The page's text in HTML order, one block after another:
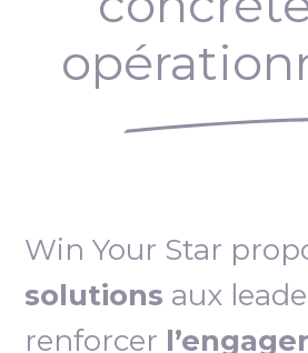
Win Your Star
solutions aux
renforcer